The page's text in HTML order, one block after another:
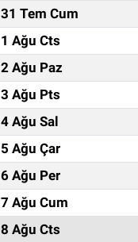
31 Tem Cum
1 Ağu Cts
2 Ağu Paz
3 Ağu Pts
4 Ağu Sal
5 Ağu Çar
6 Ağu Per
7 Ağu Cum
8 Ağu Cts